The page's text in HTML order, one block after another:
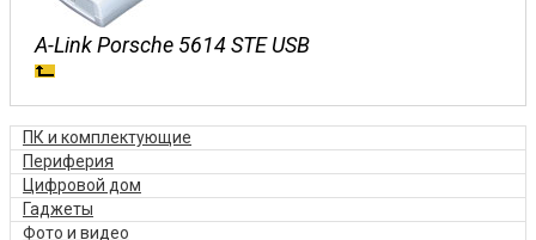
A-Link Porsche 5614 STE USB
ПК и комплектующие
Периферия
Цифровой дом
Гаджеты
Фото и видео